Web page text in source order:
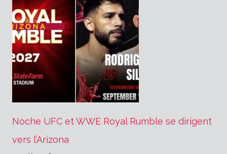
Noche UFC et WWE Royal Rumble se dirigent
vers l’Arizona